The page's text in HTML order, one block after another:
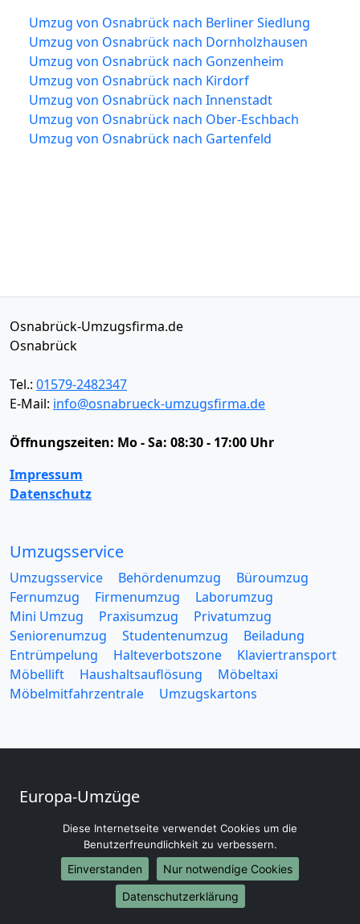
Umzug von Osnabrück nach Berliner Siedlung
Umzug von Osnabrück nach Dornholzhausen
Umzug von Osnabrück nach Gonzenheim
Umzug von Osnabrück nach Kirdorf
Umzug von Osnabrück nach Innenstadt
Umzug von Osnabrück nach Ober-Eschbach
Umzug von Osnabrück nach Gartenfeld
Osnabrück-Umzugsfirma.de
Osnabrück
Tel.: 01579-2482347
E-Mail: info@osnabrueck-umzugsfirma.de
Öffnungszeiten: Mo - Sa: 08:30 - 17:00 Uhr
Impressum
Datenschutz
Umzugsservice
Umzugsservice Behördenumzug
Büroumzug
Fernumzug
Firmenumzug
Laborumzug
Mini Umzug
Praxisumzug
Privatumzug
Seniorenumzug
Studentenumzug
Beiladung
Entrümpelung
Halteverbotszone
Klaviertransport
Möbellift
Haushaltsauflösung
Möbeltaxi
Möbelmitfahrzentrale
Umzugskartons
Europa-Umzüge
Umzug von Osnabrück nach Belarus
Umzug von Osnabrück nach Belgien
Umzug von Osnabrück nach Bulgarien
Umzug von Osnabrück nach Dänemark
Umzug von Osnabrück nach England
Diese Internetseite verwendet Cookies um die
Benutzerfreundlichkeit zu verbessern.
Einverstanden
Nur notwendige Cookies
Datenschutzerklärung